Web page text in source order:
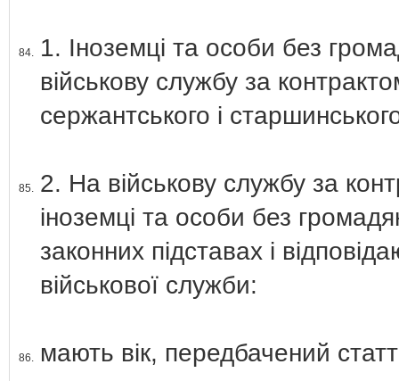
84.
1. Іноземці та особи без
військову службу за
сержантського і
85. 2. На військову службу за
іноземці та особи без
законних підставах і
військової служби:
86. мають вік, передбачений